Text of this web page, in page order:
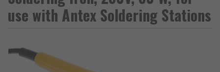
use with Antex Soldering Stations